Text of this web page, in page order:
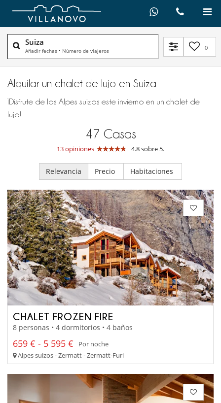
Suiza
Añadir fechas • Número de viajeros 0
Alquilar un chalet de lujo en Suiza
¡Disfrute de los Alpes suizos este invierno en un chalet de
lujo!
47 Casas
13 opiniones 4.8 sobre 5.
Relevancia Precio Habitaciones
CHALET FROZEN FIRE
8 personas • 4 dormitorios • 4 baños
659 € - 5 595 €
Por noche
Alpes suizos - Zermatt - Zermatt-Furi